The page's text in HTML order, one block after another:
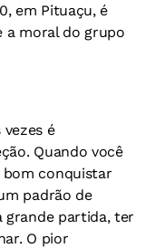
em Pituaçu, é
a moral do grupo
é
Quando você
conquistar
padrão de
grande partida, ter
O pior